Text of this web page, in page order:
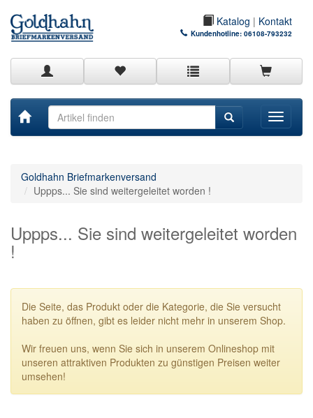
Katalog | Kontakt
Kundenhotline: 06108-793232
Toggle
Goldhahn Briefmarkenversand
Uppps... Sie sind weitergeleitet worden !
Uppps... Sie sind weitergeleitet worden
!
Die Seite, das Produkt oder die Kategorie, die Sie versucht
haben zu öffnen, gibt es leider nicht mehr in unserem Shop.
Wir freuen uns, wenn Sie sich in unserem Onlineshop mit
unseren attraktiven Produkten zu günstigen Preisen weiter
umsehen!